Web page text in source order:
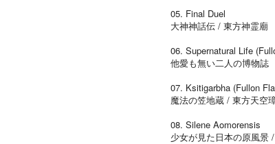
05. Final Duel
大神神話伝 / 東方神霊廟
06. Supernatural Life
他愛も無い二人の博物誌
07. Ksitigarbha (Fullon
魔法の笠地蔵 / 東方天空
08. Silene Aomorensis
少女が見た日本の原風景